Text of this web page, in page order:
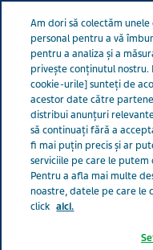
GRIJĂ PENTRU
România Grijă pentru
modalități prin care am
6
început să
pozitiv
Am dori să colectăm
personal pentru a vă
pentru a analiza și a
privește conținutul
cookie-urile] sunteți de
acestor date către
distribui anunțuri
să continuați fără a
fi mai puțin precis și ar
serviciile pe care le
Pentru a afla mai multe
noastre, datele pe care le
click aici.